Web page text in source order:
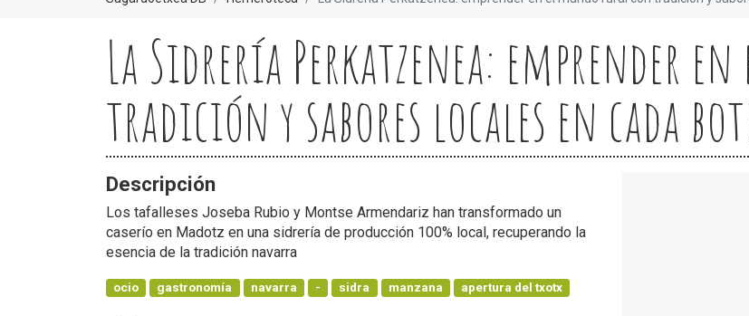
La Sidrería Perkatzenea: emprender
tradición y sabores locales en cada
Descripción
Los tafalleses Joseba Rubio y Montse Armendariz han transformado un
caserío en Madotz en una sidrería de producción 100% local, recuperando la
esencia de la tradición navarra
ocio gastronomía navarra - sidra manzana apertura del txotx